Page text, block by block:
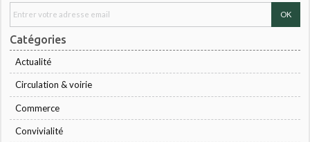
Catégories
Actualité
Circulation & voirie
Commerce
Convivialité